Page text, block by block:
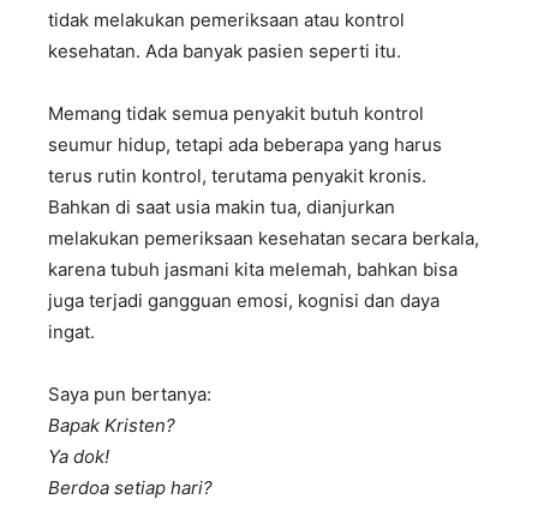
tidak melakukan pemeriksaan atau kontrol
kesehatan. Ada banyak pasien seperti itu.
Memang tidak semua penyakit butuh kontrol
seumur hidup, tetapi ada beberapa yang harus
terus rutin kontrol, terutama penyakit kronis.
Bahkan di saat usia makin tua, dianjurkan
melakukan pemeriksaan kesehatan secara berkala,
karena tubuh jasmani kita melemah, bahkan bisa
juga terjadi gangguan emosi, kognisi dan daya
ingat.
Saya pun bertanya:
Bapak Kristen?
Ya dok!
Berdoa setiap hari?